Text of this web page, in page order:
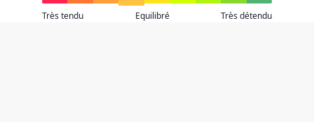
Très tendu Equilibré Très détendu